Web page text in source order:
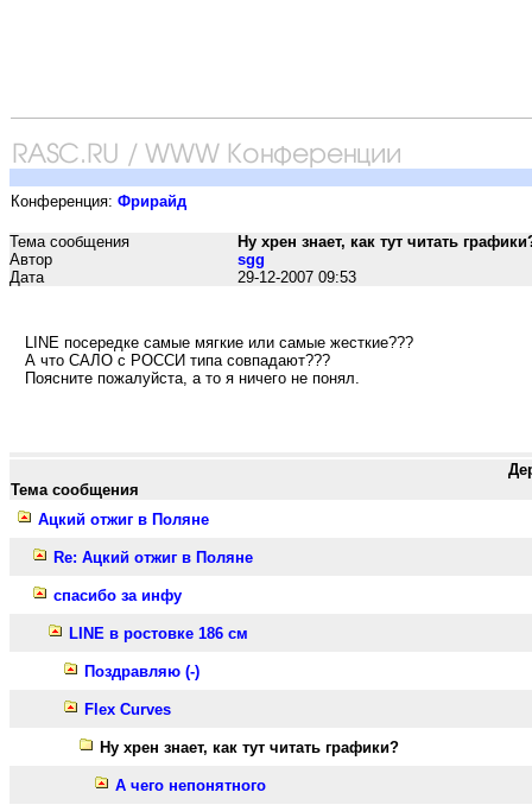
Конференция: Фрирайд
Тема сообщения
Ну хрен знает, как тут читать
Автор
sgg
Дата
29-12-2007 09:53
LINE посередке самые мягкие или самые жесткие???
А что САЛО с РОССИ типа совпадают???
Поясните пожалуйста, а то я ничего не понял.
Тема сообщения
Ацкий отжиг в Поляне
Re: Ацкий отжиг в Поляне
спасибо за инфу
LINE в ростовке 186 см
Поздравляю (-)
Flex Curves
Ну хрен знает, как тут читать графики?
А чего непонятного